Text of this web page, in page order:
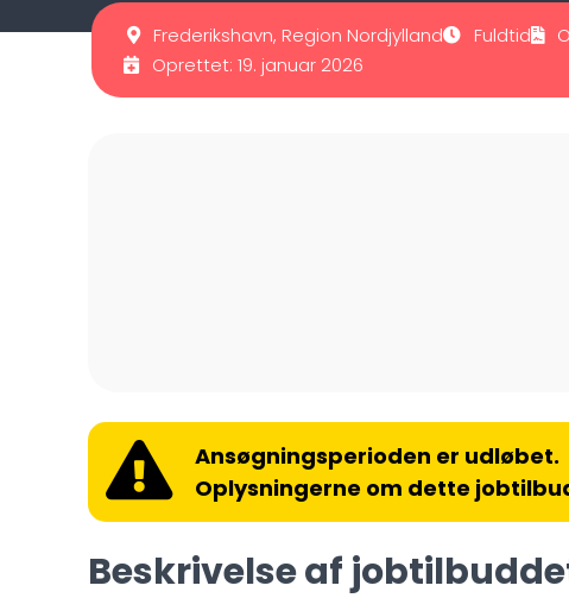
Frederikshavn, Region Nordjylland Fuldtid
Oprettet: 19. januar 2026
Ansøgningsperioden er udløbet.
Oplysningerne om dette
Beskrivelse af